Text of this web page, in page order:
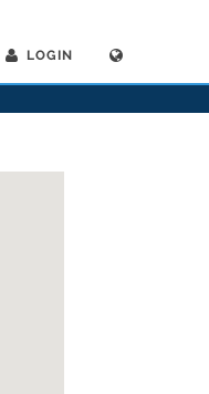
LOGIN
>Cham>Dr. Fredy Loretz